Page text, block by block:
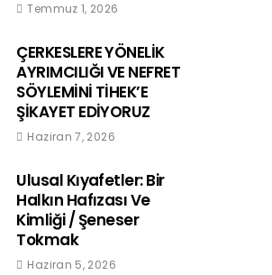
Temmuz 1, 2026
ÇERKESLERE YÖNELİK
AYRIMCILIĞI VE NEFRET
SÖYLEMİNİ TİHEK’E
ŞİKAYET EDİYORUZ
Haziran 7, 2026
Ulusal Kıyafetler: Bir
Halkın Hafızası Ve
Kimliği / Şeneser
Tokmak
Haziran 5, 2026